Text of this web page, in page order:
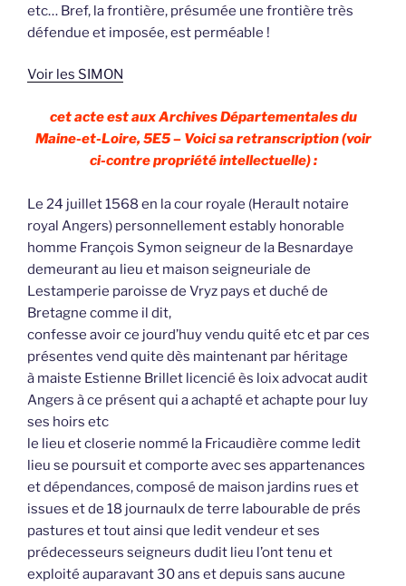
etc… Bref, la frontière, présumée une frontière très
défendue et imposée, est perméable !
Voir les SIMON
cet acte est aux Archives Départementales du
Maine-et-Loire, 5E5 – Voici sa retranscription (voir
ci-contre propriété intellectuelle) :
Le 24 juillet 1568 en la cour royale (Herault notaire
royal Angers) personnellement estably honorable
homme François Symon seigneur de la Besnardaye
demeurant au lieu et maison seigneuriale de
Lestamperie paroisse de Vryz pays et duché de
Bretagne comme il dit,
confesse avoir ce jourd’huy vendu quité etc et par ces
présentes vend quite dès maintenant par héritage
à maiste Estienne Brillet licencié ès loix advocat audit
Angers à ce présent qui a achapté et achapte pour luy
ses hoirs etc
le lieu et closerie nommé la Fricaudière comme ledit
lieu se poursuit et comporte avec ses appartenances
et dépendances, composé de maison jardins rues et
issues et de 18 journaulx de terre labourable de prés
pastures et tout ainsi que ledit vendeur et ses
prédecesseurs seigneurs dudit lieu l’ont tenu et
exploité auparavant 30 ans et depuis sans aucune